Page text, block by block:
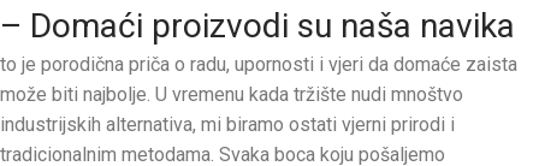
– Domaći proizvodi su naša navika
to je porodična priča o radu, upornosti i vjeri da domaće zaista
može biti najbolje. U vremenu kada tržište nudi mnoštvo
industrijskih alternativa, mi biramo ostati vjerni prirodi i
tradicionalnim metodama. Svaka boca koju pošaljemo